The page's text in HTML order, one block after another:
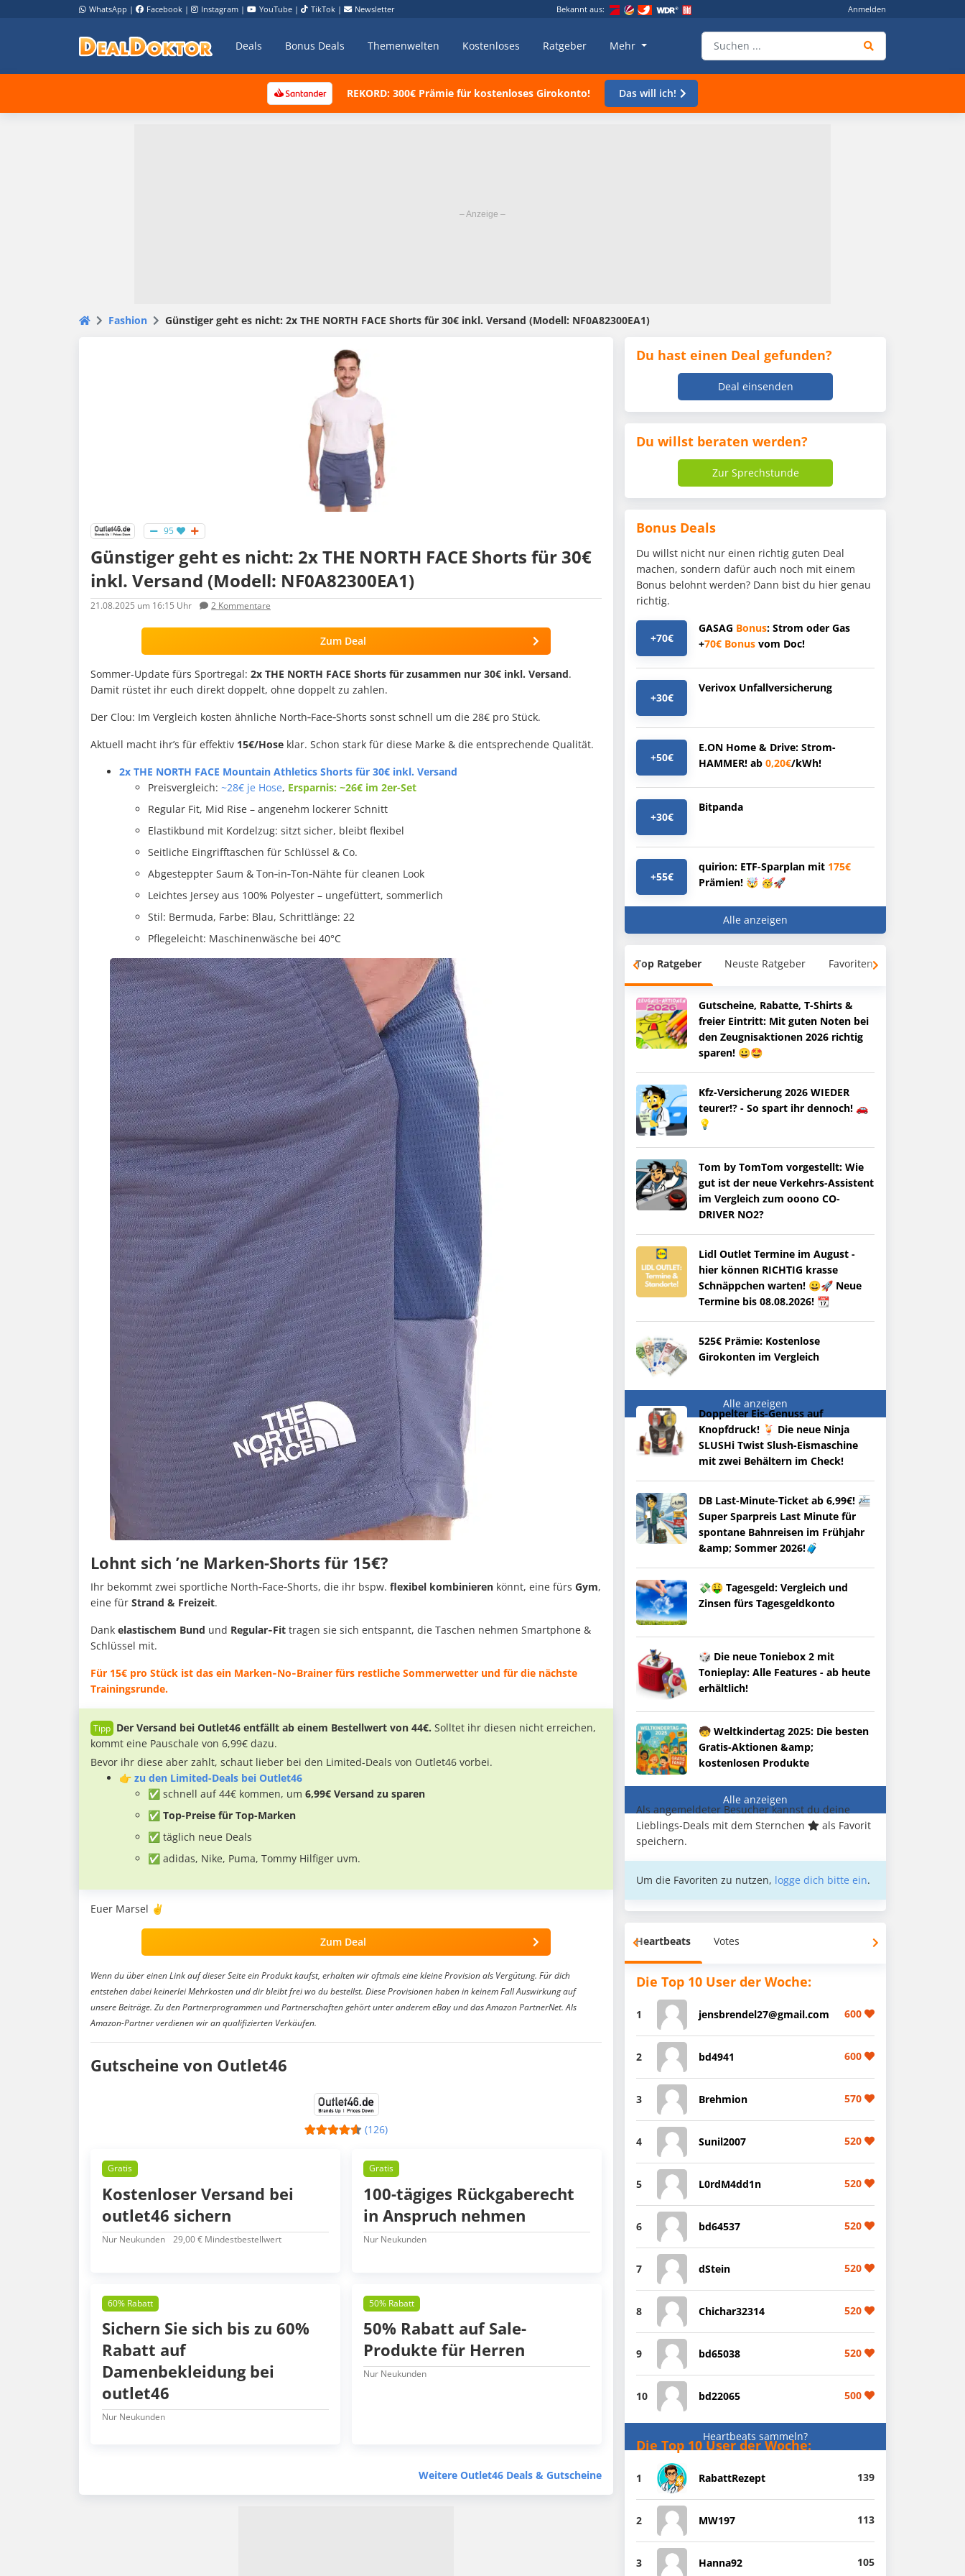
WhatsApp | Facebook | Instagram | YouTube | TikTok | Newsletter Bekannt aus: Anmelden
Deals Bonus Deals Themenwelten Kostenloses Ratgeber Mehr
REKORD: 300€ Prämie für kostenloses Girokonto! Das will ich!
Fashion Günstiger geht es nicht: 2x THE NORTH FACE Shorts für 30€ inkl. Versand (Modell: NF0A82300EA1)
95
Günstiger geht es nicht: 2x THE NORTH FACE Shorts für 30€
inkl. Versand (Modell: NF0A82300EA1)
21.08.2025 um 16:15 Uhr 2 Kommentare
Zum Deal
Sommer-Update fürs Sportregal: 2x THE NORTH FACE Shorts für zusammen nur 30€ inkl. Versand.
Damit rüstet ihr euch direkt doppelt, ohne doppelt zu zahlen.
Der Clou: Im Vergleich kosten ähnliche North‑Face‑Shorts sonst schnell um die 28€ pro Stück.
Aktuell macht ihr’s für effektiv 15€/Hose klar. Schon stark für diese Marke & die entsprechende Qualität.
2x THE NORTH FACE Mountain Athletics Shorts für 30€ inkl. Versand
Preisvergleich: ~28€ je Hose, Ersparnis: ~26€ im 2er-Set
Regular Fit, Mid Rise – angenehm lockerer Schnitt
Elastikbund mit Kordelzug: sitzt sicher, bleibt flexibel
Seitliche Eingrifftaschen für Schlüssel & Co.
Abgesteppter Saum & Ton‑in‑Ton‑Nähte für cleanen Look
Leichtes Jersey aus 100% Polyester – ungefüttert, sommerlich
Stil: Bermuda, Farbe: Blau, Schrittlänge: 22
Pflegeleicht: Maschinenwäsche bei 40°C
Lohnt sich ’ne Marken-Shorts für 15€?
Ihr bekommt zwei sportliche North‑Face‑Shorts, die ihr bspw. flexibel kombinieren könnt, eine fürs Gym,
eine für Strand & Freizeit.
Dank elastischem Bund und Regular‑Fit tragen sie sich entspannt, die Taschen nehmen Smartphone &
Schlüssel mit.
Für 15€ pro Stück ist das ein Marken‑No‑Brainer fürs restliche Sommerwetter und für die nächste
Trainingsrunde.
Der Versand bei Outlet46 entfällt ab einem Bestellwert von 44€. Solltet ihr diesen nicht erreichen,
kommt eine Pauschale von 6,99€ dazu.
Bevor ihr diese aber zahlt, schaut lieber bei den Limited-Deals von Outlet46 vorbei.
👉 zu den Limited-Deals bei Outlet46
✅ schnell auf 44€ kommen, um 6,99€ Versand zu sparen
✅ Top-Preise für Top-Marken
✅ täglich neue Deals
✅ adidas, Nike, Puma, Tommy Hilfiger uvm.
Euer Marsel ✌️
Zum Deal
Wenn du über einen Link auf dieser Seite ein Produkt kaufst, erhalten wir oftmals eine kleine Provision als Vergütung. Für dich
entstehen dabei keinerlei Mehrkosten und dir bleibt frei wo du bestellst. Diese Provisionen haben in keinem Fall Auswirkung auf
unsere Beiträge. Zu den Partnerprogrammen und Partnerschaften gehört unter anderem eBay und das Amazon PartnerNet. Als
Amazon-Partner verdienen wir an qualifizierten Verkäufen.
Gutscheine von Outlet46
(126)
Gratis
Kostenloser Versand bei
outlet46 sichern
Nur Neukunden 29,00 € Mindestbestellwert
Gratis
100-tägiges Rückgaberecht
in Anspruch nehmen
Nur Neukunden
60% Rabatt
Sichern Sie sich bis zu 60%
Rabatt auf
Damenbekleidung bei
outlet46
Nur Neukunden
50% Rabatt
50% Rabatt auf Sale-
Produkte für Herren
Nur Neukunden
Weitere Outlet46 Deals & Gutscheine
Du hast einen Deal gefunden?
Deal einsenden
Du willst beraten werden?
Zur Sprechstunde
Bonus Deals
Du willst nicht nur einen richtig guten Deal
machen, sondern dafür auch noch mit einem
Bonus belohnt werden? Dann bist du hier genau
richtig.
+70€
GASAG Bonus: Strom oder Gas
+70€ Bonus vom Doc!
+30€
Verivox Unfallversicherung
+50€
E.ON Home & Drive: Strom-
HAMMER! ab 0,20€/kWh!
+30€
Bitpanda
+55€
quirion: ETF-Sparplan mit 175€
Prämien! 🤯 🥳🚀
Alle anzeigen
Top Ratgeber Neuste Ratgeber Favoriten
Gutscheine, Rabatte, T-Shirts &
freier Eintritt: Mit guten Noten bei
den Zeugnisaktionen 2026 richtig
sparen! 😀🤩
Kfz-Versicherung 2026 WIEDER
teurer!? - So spart ihr dennoch! 🚗
💡
Tom by TomTom vorgestellt: Wie
gut ist der neue Verkehrs-Assistent
im Vergleich zum ooono CO-
DRIVER NO2?
Lidl Outlet Termine im August -
hier können RICHTIG krasse
Schnäppchen warten! 😀🚀 Neue
Termine bis 08.08.2026! 📆
525€ Prämie: Kostenlose
Girokonten im Vergleich
Alle anzeigen
Doppelter Eis-Genuss auf
Knopfdruck! 🍹 Die neue Ninja
SLUSHi Twist Slush-Eismaschine
mit zwei Behältern im Check!
DB Last-Minute-Ticket ab 6,99€! 🚈
Super Sparpreis Last Minute für
spontane Bahnreisen im Frühjahr
&amp; Sommer 2026!🧳
💸🤑 Tagesgeld: Vergleich und
Zinsen fürs Tagesgeldkonto
🎲 Die neue Toniebox 2 mit
Tonieplay: Alle Features - ab heute
erhältlich!
🧒 Weltkindertag 2025: Die besten
Gratis-Aktionen &amp;
kostenlosen Produkte
Alle anzeigen
Als angemeldeter Besucher kannst du deine
Lieblings-Deals mit dem Sternchen
als Favorit
speichern.
Um die Favoriten zu nutzen, logge dich bitte ein.
Heartbeats Votes
Die Top 10 User der Woche:
1 jensbrendel27@gmail.com 600
2 bd4941 600
3 Brehmion 570
4 Sunil2007 520
5 L0rdM4dd1n 520
6 bd64537 520
7 dStein 520
8 Chichar32314 520
9 bd65038 520
10 bd22065 500
Heartbeats sammeln?
Die Top 10 User der Woche:
1 RabattRezept 139
2 MW197 113
3 Hanna92 105